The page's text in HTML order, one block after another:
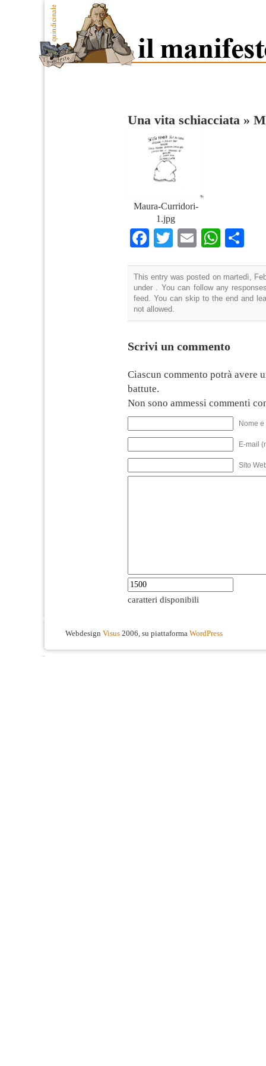
Una vita schiacciata »
Maura-Curridori-
1.jpg
Facebook
TwitterEmail
This entry was posted on martedì,
under . You can follow any
feed. You can skip to the end and
not allowed.
Scrivi un commento
Ciascun commento potrà avere
battute.
Non sono ammessi commenti
Nome
E-mail
Sito
caratteri disponibili
Webdesign Visus 2006, su piattaforma WordPress